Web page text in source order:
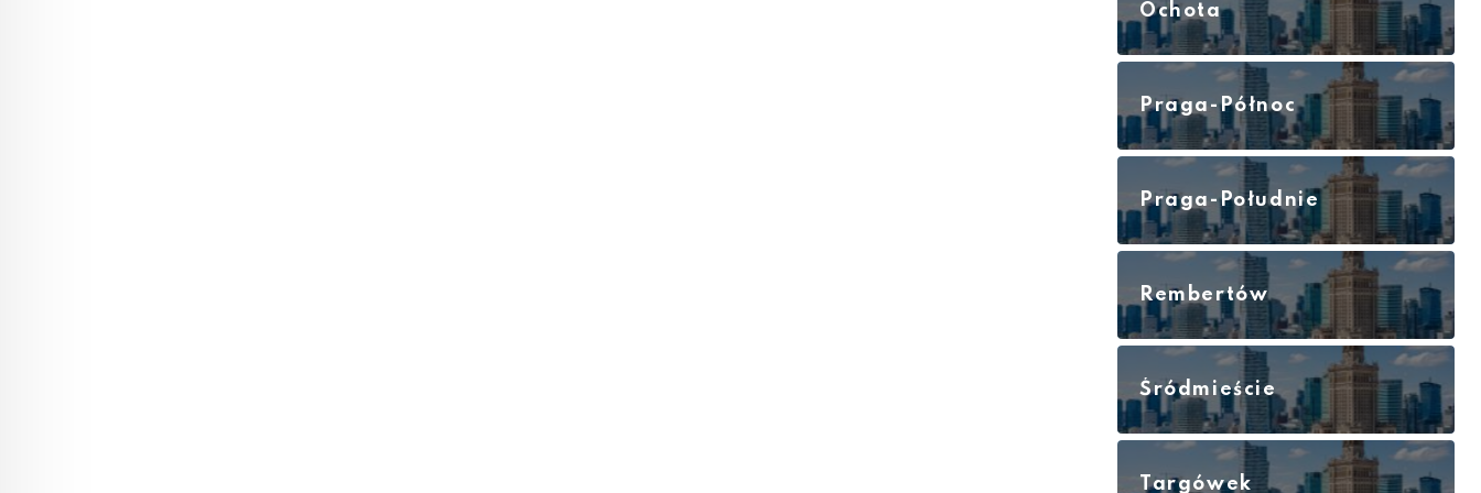
Ochota
Praga-Północ
Praga-Południe
Rembertów
Śródmieście
Targówek